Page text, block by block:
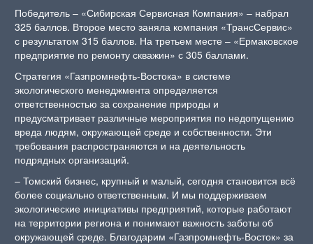
Победитель – «Сибирская Сервисная Компания» – набрал
325 баллов. Второе место заняла компания «ТрансСервис»
с результатом 315 баллов. На третьем месте – «Ермаковское
предприятие по ремонту скважин» с 305 баллами.
Стратегия «Газпромнефть-Востока» в системе
экологического менеджмента определяется
ответственностью за сохранение природы и
предусматривает различные мероприятия по недопущению
вреда людям, окружающей среде и собственности. Эти
требования распространяются и на деятельность
подрядных организаций.
– Томский бизнес, крупный и малый, сегодня становится всё
более социально ответственным. И мы поддерживаем
экологические инициативы предприятий, которые работают
на территории региона и понимают важность заботы об
окружающей среде. Благодарим «Газпромнефть-Восток» за